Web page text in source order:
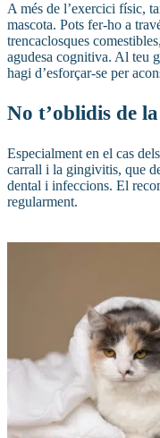
A més de l’exercici físic,
mascota. Pots fer-ho a
trencaclosques
agudesa cognitiva. Al teu
hagi d’esforçar-se per
No t’oblidis de
Especialment en el cas
carrall i la gingivitis, que
dental i infeccions. El
regularment.